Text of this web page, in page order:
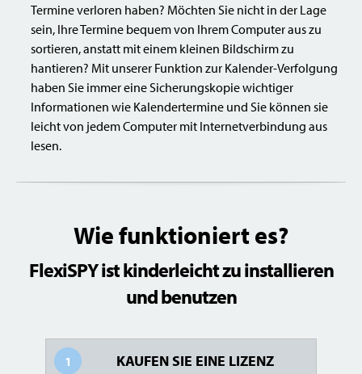
Termine verloren haben? Möchten Sie nicht in der Lage
sein, Ihre Termine bequem von Ihrem Computer aus zu
sortieren, anstatt mit einem kleinen Bildschirm zu
hantieren? Mit unserer Funktion zur Kalender-Verfolgung
haben Sie immer eine Sicherungskopie wichtiger
Informationen wie Kalendertermine und Sie können sie
leicht von jedem Computer mit Internetverbindung aus
lesen.
Wie funktioniert es?
FlexiSPY ist kinderleicht zu installieren
und benutzen
1 KAUFEN SIE EINE LIZENZ